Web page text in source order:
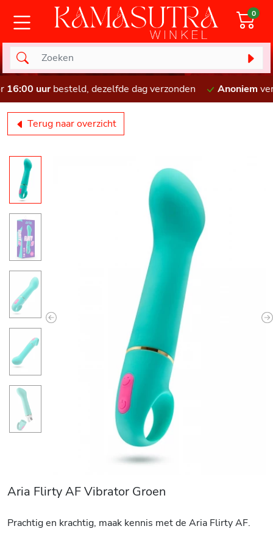
Voor16:00 uurbesteld, dezelfde dag verzonden
0
Terug naar overzicht
Previous
Aria Flirty AF Vibrator Groen
Prachtig en krachtig, maak kennis met de Aria Flirty AF.